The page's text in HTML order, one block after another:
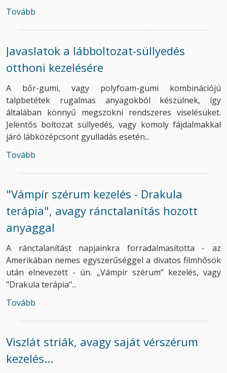
Tovább
Javaslatok a lábboltozat-süllyedés
otthoni kezelésére
A bőr-gumi, vagy polyfoam-gumi kombinációjú
talpbetétek rugalmas anyagokból készülnek, így
általában könnyű megszokni rendszeres viselésüket.
Jelentős boltozat süllyedés, vagy komoly fájdalmakkal
járó lábközépcsont gyulladás esetén...
Tovább
"Vámpír szérum kezelés - Drakula
terápia", avagy ránctalanítás hozott
anyaggal
A ránctalanítást napjainkra forradalmasította - az
Amerikában nemes egyszerűséggel a divatos filmhősök
után elnevezett - ún. „Vámpír szérum” kezelés, vagy
"Drakula terápia"...
Tovább
Viszlát striák, avagy saját vérszérum
kezelés...